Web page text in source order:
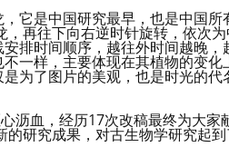
它是中国研究最早，也是中国
再往下向右逆时针旋转，依次
排时间顺序，越往外时间越晚
一样，主要体现在其植物的变
为了图片的美观，也是时光的代
沥血，经历17次改稿最终为大家
研究成果，对古生物学研究起到